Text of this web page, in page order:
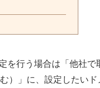
を行う場合は「他社で
）」に、設定したいド